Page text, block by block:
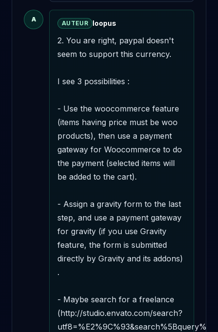
A
AUTEUR loopus
2. You are right, paypal doesn't
seem to support this currency.
I see 3 possibilities :
- Use the woocommerce feature
(items having price must be woo
products), then use a payment
gateway for Woocommerce to do
the payment (selected items will
be added to the cart).
- Assign a gravity form to the last
step, and use a payment gateway
for gravity (if you use Gravity
feature, the form is submitted
directly by Gravity and its addons)
.
- Maybe search for a freelance
(http://studio.envato.com/search?